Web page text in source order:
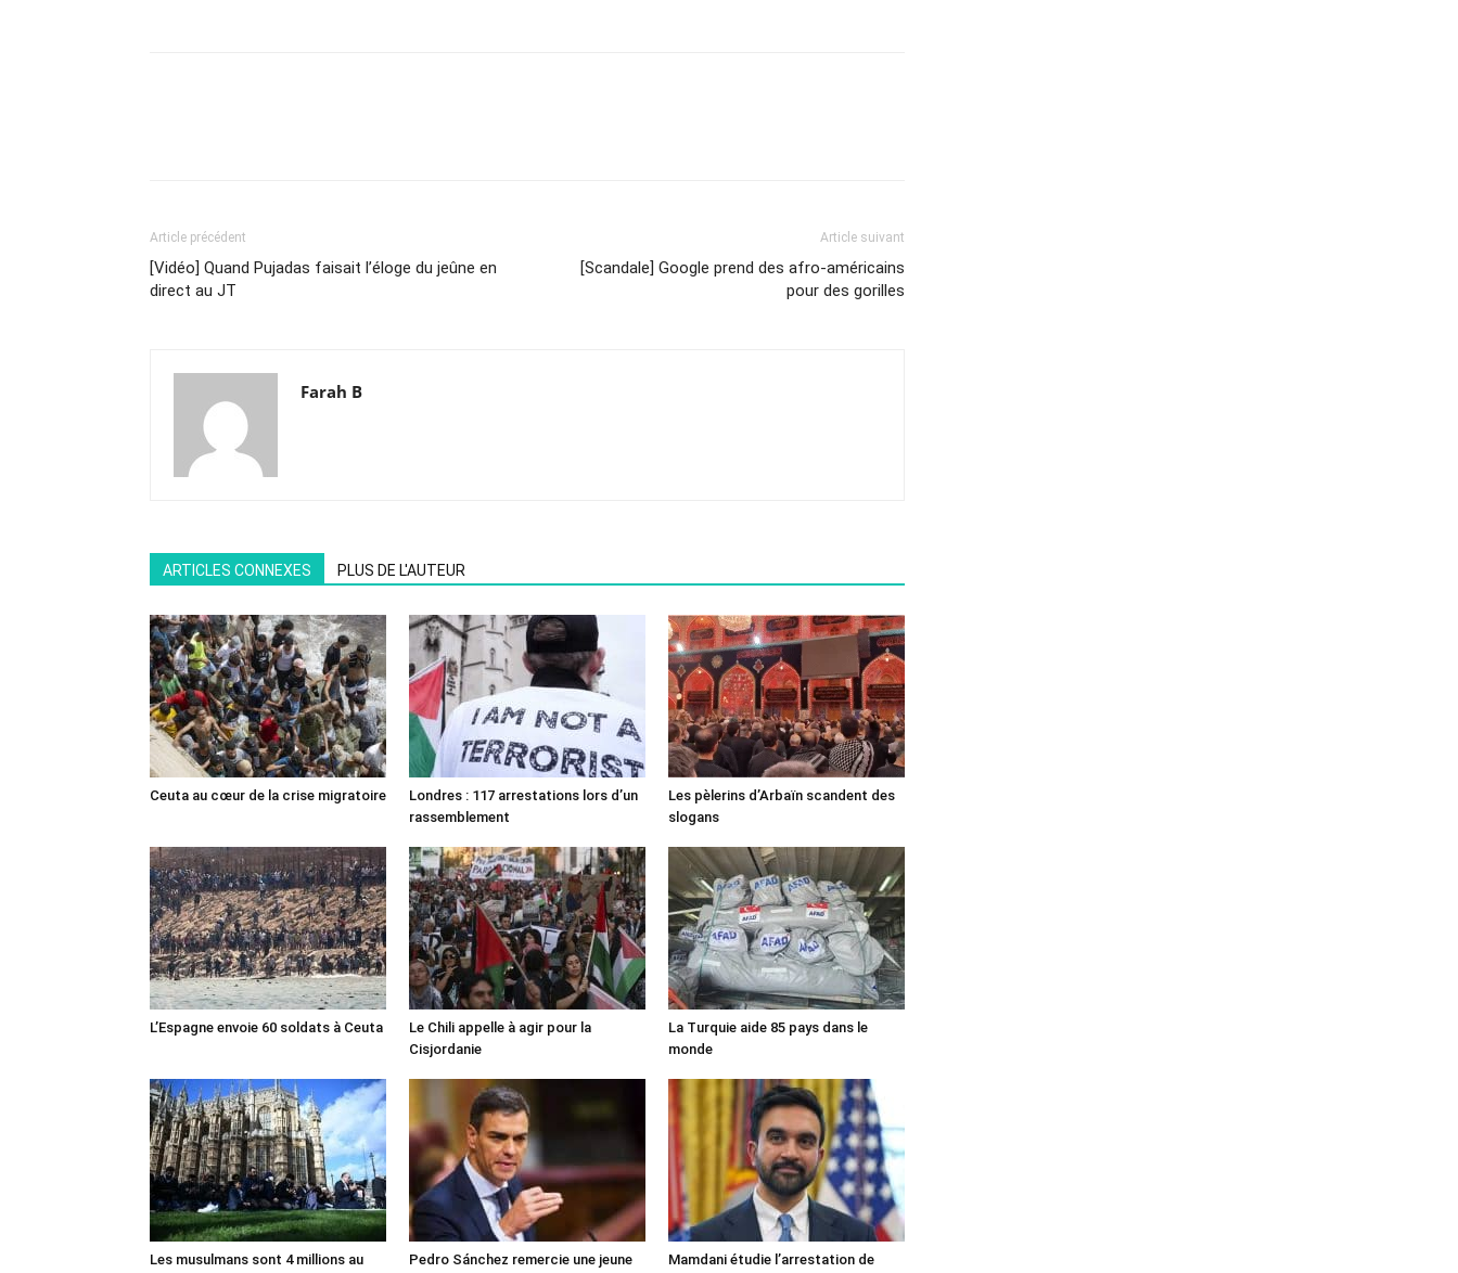
Article précédent
[Vidéo] Quand Pujadas faisait l’éloge du jeûne en
direct au JT
Article suivant
[Scandale] Google prend des afro-américains
pour des gorilles
Farah B
ARTICLES CONNEXES PLUS DE L'AUTEUR
Ceuta au cœur de la crise migratoire
Londres : 117 arrestations lors d’un
rassemblement
Les pèlerins d’Arbaïn scandent des
slogans
L’Espagne envoie 60 soldats à Ceuta
Le Chili appelle à agir pour la
Cisjordanie
La Turquie aide 85 pays dans le
monde
Les musulmans sont 4 millions au Pedro Sánchez remercie une jeune Mamdani étudie l’arrestation de